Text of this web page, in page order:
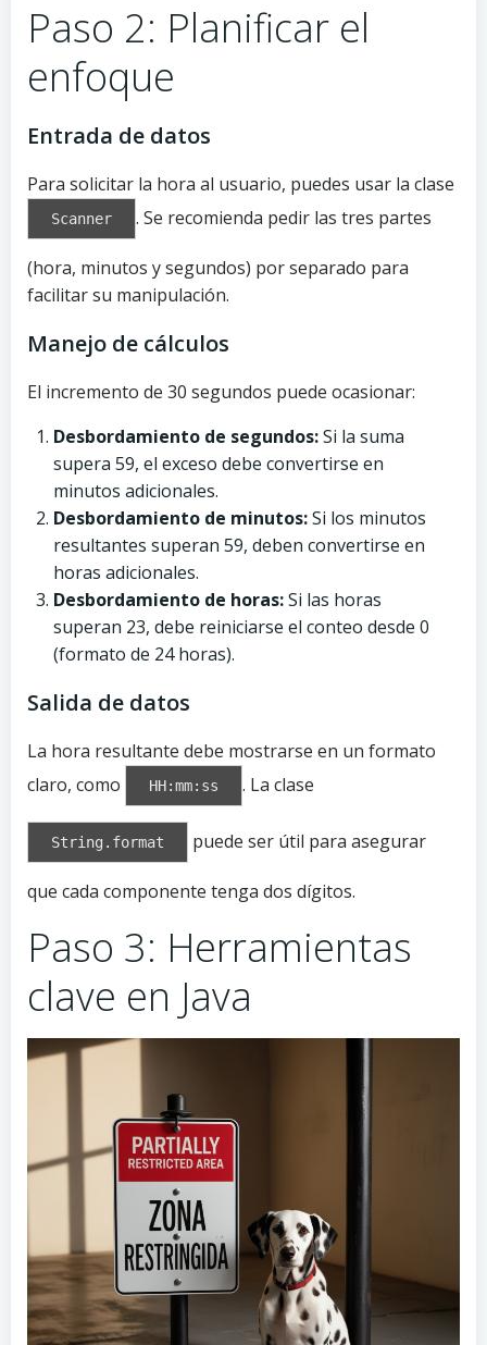
Paso 2: Planificar el
enfoque
Entrada de datos
Para solicitar la hora al usuario, puedes usar la clase
Scanner . Se recomienda pedir las tres partes
(hora, minutos y segundos) por separado para
facilitar su manipulación.
Manejo de cálculos
El incremento de 30 segundos puede ocasionar:
Desbordamiento de segundos:Si la suma
supera 59, el exceso debe convertirse en
minutos adicionales.
Desbordamiento de minutos:Si los minutos
resultantes superan 59, deben convertirse en
horas adicionales.
Desbordamiento de horas:Si las horas
superan 23, debe reiniciarse el conteo desde 0
(formato de 24 horas).
Salida de datos
La hora resultante debe mostrarse en un formato
claro, como
HH:mm:ss . La clase
String.format puede ser útil para asegurar
que cada componente tenga dos dígitos.
Paso 3: Herramientas
clave en Java